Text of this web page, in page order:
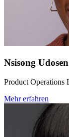
Nsisong Udosen
Product
Mehr erfahren